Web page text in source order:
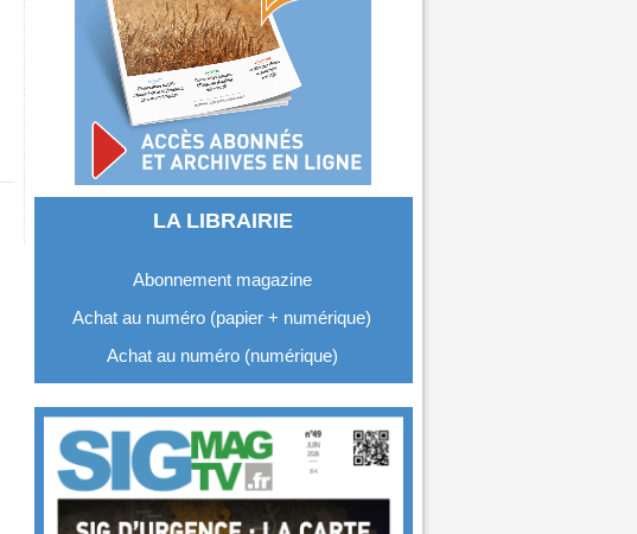
LA LIBRAIRIE
Abonnement magazine
Achat au numéro (papier + numérique)
Achat au numéro (numérique)